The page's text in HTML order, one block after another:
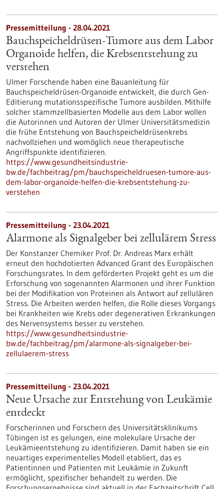
Pressemitteilung - 28.04.2021
Bauchspeicheldrüsen-Tumore aus dem Labor
Organoide helfen, die Krebsentstehung zu
verstehen
Ulmer Forschende haben eine Bauanleitung für
Bauchspeicheldrüsen-Organoide entwickelt, die durch Gen-
Editierung mutationsspezifische Tumore ausbilden. Mithilfe
solcher stammzellbasierten Modelle aus dem Labor wollen
die Autorinnen und Autoren der Ulmer Universitätsmedizin
die frühe Entstehung von Bauchspeicheldrüsenkrebs
nachvollziehen und womöglich neue therapeutische
Angriffspunkte identifizieren.
https://www.gesundheitsindustrie-
bw.de/fachbeitrag/pm/bauchspeicheldruesen-tumore-aus-
dem-labor-organoide-helfen-die-krebsentstehung-zu-
verstehen
Pressemitteilung - 23.04.2021
Alarmone als Signalgeber bei zellulärem Stress
Der Konstanzer Chemiker Prof. Dr. Andreas Marx erhält
erneut den hochdotierten Advanced Grant des Europäischen
Forschungsrates. In dem geförderten Projekt geht es um die
Erforschung von sogenannten Alarmonen und ihrer Funktion
bei der Modifikation von Proteinen als Antwort auf zellulären
Stress. Die Arbeiten werden helfen, die Rolle dieses Vorgangs
bei Krankheiten wie Krebs oder degenerativen Erkrankungen
des Nervensystems besser zu verstehen.
https://www.gesundheitsindustrie-
bw.de/fachbeitrag/pm/alarmone-als-signalgeber-bei-
zellulaerem-stress
Pressemitteilung - 23.04.2021
Neue Ursache zur Entstehung von Leukämie
entdeckt
Forscherinnen und Forschern des Universitätsklinikums
Tübingen ist es gelungen, eine molekulare Ursache der
Leukämieentstehung zu identifizieren. Damit haben sie ein
neuartiges experimentelles Modell etabliert, das es
Patientinnen und Patienten mit Leukämie in Zukunft
ermöglicht, spezifischer behandelt zu werden. Die